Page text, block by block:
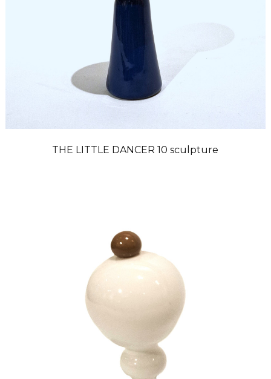
THE LITTLE DANCER 10 sculpture